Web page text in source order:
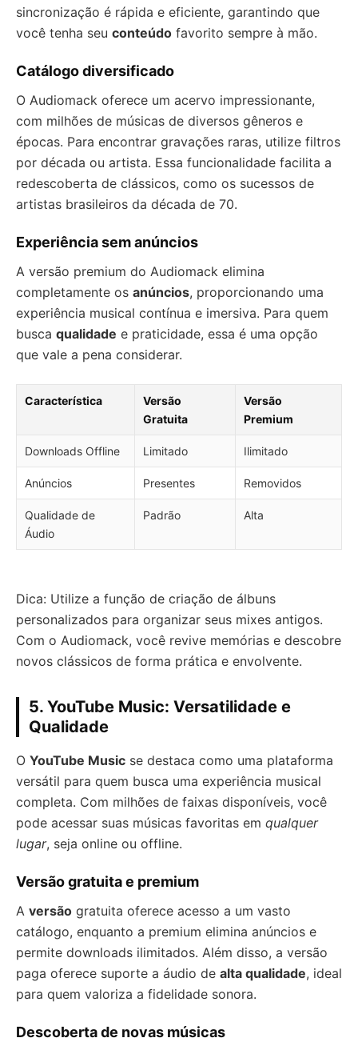
sincronização é rápida e eficiente, garantindo que
você tenha seu conteúdo favorito sempre à mão.
Catálogo diversificado
O Audiomack oferece um acervo impressionante,
com milhões de músicas de diversos gêneros e
épocas. Para encontrar gravações raras, utilize filtros
por década ou artista. Essa funcionalidade facilita a
redescoberta de clássicos, como os sucessos de
artistas brasileiros da década de 70.
Experiência sem anúncios
A versão premium do Audiomack elimina
completamente os anúncios, proporcionando uma
experiência musical contínua e imersiva. Para quem
busca qualidade e praticidade, essa é uma opção
que vale a pena considerar.
Característica
Versão
Gratuita
Versão
Premium
Downloads Offline Limitado Ilimitado
Anúncios Presentes Removidos
Qualidade de
Áudio
Padrão Alta
Dica: Utilize a função de criação de álbuns
personalizados para organizar seus mixes antigos.
Com o Audiomack, você revive memórias e descobre
novos clássicos de forma prática e envolvente.
5. YouTube Music: Versatilidade e
Qualidade
O YouTube Music se destaca como uma plataforma
versátil para quem busca uma experiência musical
completa. Com milhões de faixas disponíveis, você
pode acessar suas músicas favoritas em qualquer
lugar, seja online ou offline.
Versão gratuita e premium
A versão gratuita oferece acesso a um vasto
catálogo, enquanto a premium elimina anúncios e
permite downloads ilimitados. Além disso, a versão
paga oferece suporte a áudio de alta qualidade, ideal
para quem valoriza a fidelidade sonora.
Descoberta de novas músicas